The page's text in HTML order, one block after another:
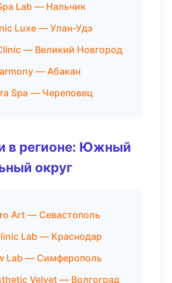
Lab — Нальчик
Luxe — Улан-Удэ
— Великий Новгород
— Абакан
Spa — Череповец
в регионе: Южный
округ
Art — Севастополь
Lab — Краснодар
Lab — Симферополь
Velvet — Волгоград